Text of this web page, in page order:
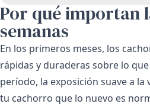
Por qué importan
semanas
En los primeros meses, los
rápidas y duraderas sobre lo
período, la exposición suave a la
tu cachorro que lo nuevo es